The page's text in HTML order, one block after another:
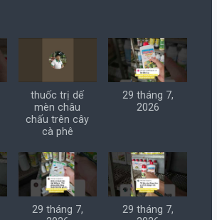
thuốc trị dế
mèn châu
chấu trên cây
cà phê
29 tháng 7,
2026
29 tháng 7,
29 tháng 7,